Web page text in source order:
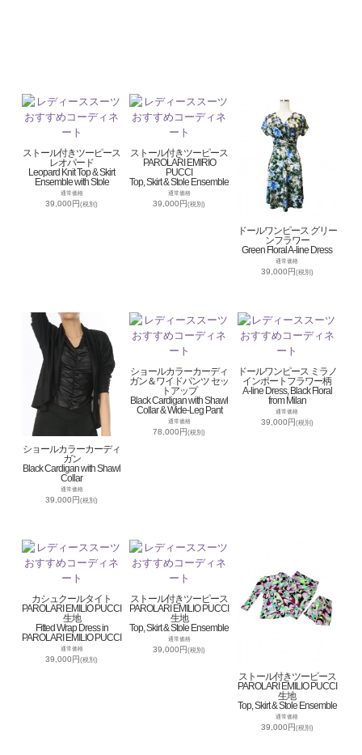
ストール付きツーピース
レオパード
Leopard Knit Top & Skirt
Ensemble with Stole
通常価格
39,000円(税別)
ストール付きツーピース
PAROLARI EMIRIO
PUCCI
Top, Skirt & Stole Ensemble
通常価格
39,000円(税別)
ドールワンピース グリー
ンフラワー
Green Floral A-line Dress
通常価格
39,000円(税別)
ショールカラーカーディ
ガン
Black Cardigan with Shawl
Collar
通常価格
39,000円(税別)
ショールカラーカーディ
ガン＆ワイドパンツ セッ
トアップ
Black Cardigan with Shawl
Collar & Wide-Leg Pant
通常価格
78,000円(税別)
ドールワンピース ミラノ
インポートフラワー柄
A-line Dress, Black Floral
from Milan
通常価格
39,000円(税別)
カシュクールタイト
PAROLARI EMILIO PUCCI
生地
Fitted Wrap Dress in
PAROLARI EMILIO PUCCI
通常価格
39,000円(税別)
ストール付きツーピース
PAROLARI EMILIO PUCCI
生地
Top, Skirt & Stole Ensemble
通常価格
39,000円(税別)
ストール付きツーピース
PAROLARI EMILIO PUCCI
生地
Top, Skirt & Stole Ensemble
通常価格
39,000円(税別)